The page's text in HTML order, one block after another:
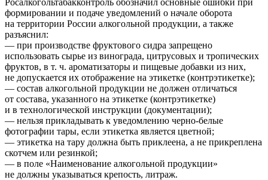
формировании и подаче уведомлений о начале оборота
на территории России алкогольной продукции, а также
разъяснил:
— при производстве фруктового сидра запрещено
использовать сырье из винограда, цитрусовых и тропических
фруктов, в т. ч. ароматизаторы и пищевые добавки из них,
не допускается их отображение на этикетке (контрэтикетке);
— состав алкогольной продукции не должен отличаться
от состава, указанного на этикетке (контрэтикетке)
и в технологической инструкции (документации);
— нельзя прикладывать к уведомлению черно-белые
фотографии тары, если этикетка является цветной;
— этикетка на тару должна быть приклеена, а не прикреплена
скотчем или резинкой;
— в поле «Наименование алкогольной продукции»
не должны указываться крепость, литраж.